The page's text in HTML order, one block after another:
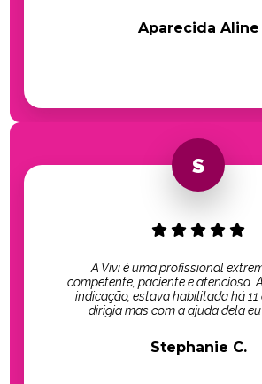
Aparecida Aline
A Vivi é uma profissional
competente, paciente e atenciosa.
indicação, estava habilitada há 11
dirigia mas com a ajuda dela
Stephanie C.